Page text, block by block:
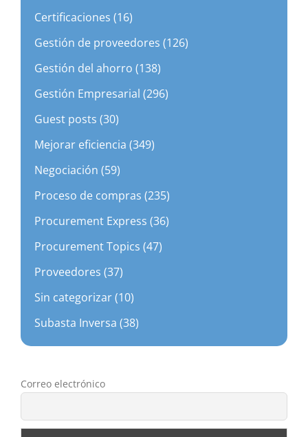
Certificaciones (16)
Gestión de proveedores (126)
Gestión del ahorro (138)
Gestión Empresarial (296)
Guest posts (30)
Mejorar eficiencia (349)
Negociación (59)
Proceso de compras (235)
Procurement Express (36)
Procurement Topics (47)
Proveedores (37)
Sin categorizar (10)
Subasta Inversa (38)
Correo electrónico